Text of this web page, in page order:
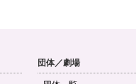
団体／劇場